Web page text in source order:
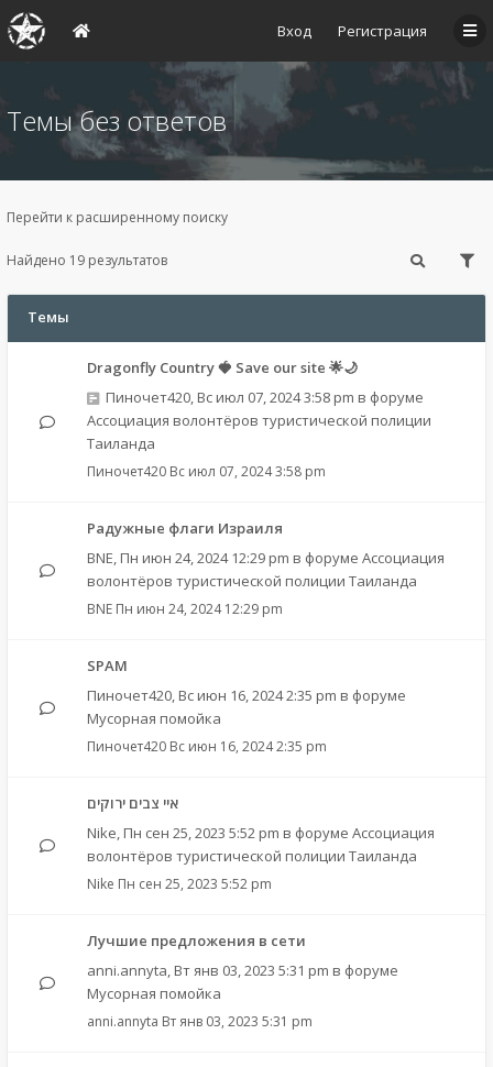
Вход Регистрация
Темы без ответов
Перейти к расширенному поиску
Найдено 19 результатов
Темы
Dragonfly Country 🍓 Save our site 🌟🌙
Пиночет420, Вс июл 07, 2024 3:58 pm в форуме
Ассоциация волонтёров туристической полиции
Таиланда
Пиночет420 Вс июл 07, 2024 3:58 pm
Радужные флаги Израиля
BNE, Пн июн 24, 2024 12:29 pm в форуме Ассоциация
волонтёров туристической полиции Таиланда
BNE Пн июн 24, 2024 12:29 pm
SPAM
Пиночет420, Вс июн 16, 2024 2:35 pm в форуме
Мусорная помойка
Пиночет420 Вс июн 16, 2024 2:35 pm
איי צבים ירוקים
Nike, Пн сен 25, 2023 5:52 pm в форуме Ассоциация
волонтёров туристической полиции Таиланда
Nike Пн сен 25, 2023 5:52 pm
Лучшие предложения в сети
anni.annyta, Вт янв 03, 2023 5:31 pm в форуме
Мусорная помойка
anni.annyta Вт янв 03, 2023 5:31 pm